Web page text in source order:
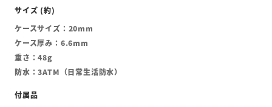
ケースサイズ：20mm
ケース厚み：6.6mm
重さ：48g
防水：3ATM（日常生活防水）